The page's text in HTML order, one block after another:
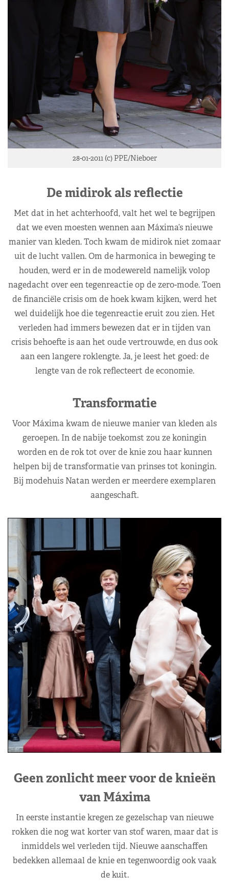
28-01-2011 (c) PPE/Nieboer
De midirok als reflectie
Met dat in het achterhoofd, valt het wel te begrijpen
dat we even moesten wennen aan Máxima’s nieuwe
manier van kleden. Toch kwam de midirok niet zomaar
uit de lucht vallen. Om de harmonica in beweging te
houden, werd er in de modewereld namelijk volop
nagedacht over een tegenreactie op de zero-mode. Toen
de financiële crisis om de hoek kwam kijken, werd het
wel duidelijk hoe die tegenreactie eruit zou zien. Het
verleden had immers bewezen dat er in tijden van
crisis behoefte is aan het oude vertrouwde, en dus ook
aan een langere roklengte. Ja, je leest het goed: de
lengte van de rok reflecteert de economie.
Transformatie
Voor Máxima kwam de nieuwe manier van kleden als
geroepen. In de nabije toekomst zou ze koningin
worden en de rok tot over de knie zou haar kunnen
helpen bij de transformatie van prinses tot koningin.
Bij modehuis Natan werden er meerdere exemplaren
aangeschaft.
Geen zonlicht meer voor de knieën
van Máxima
In eerste instantie kregen ze gezelschap van nieuwe
rokken die nog wat korter van stof waren, maar dat is
inmiddels wel verleden tijd. Nieuwe aanschaffen
bedekken allemaal de knie en tegenwoordig ook vaak
de kuit.